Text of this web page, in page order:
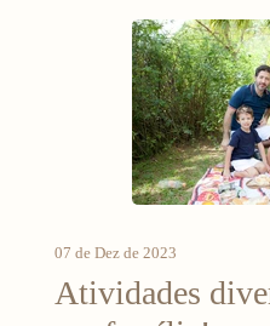
07 de Dez de 2023
Atividades